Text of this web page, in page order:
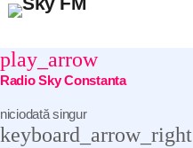
play_arrow
Radio Sky Constanta
niciodată singur
keyboard_arrow_right
Știri